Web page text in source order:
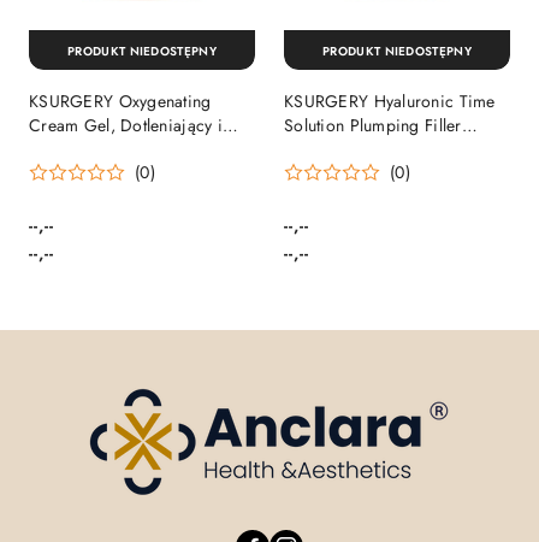
KSURGERY Oxygenating
Cream Gel, Dotleniający i
witaminą C
(0)
Cena:
--,--
Cena:
--,--
PRODUKT NIEDOSTĘPNY
KSURGERY Hyaluronic Time
Solution Plumping Filler
wypełniający z ceramidami
(0)
Cena:
--,--
Cena:
--,--
PRODUKT NIEDOSTĘPNY